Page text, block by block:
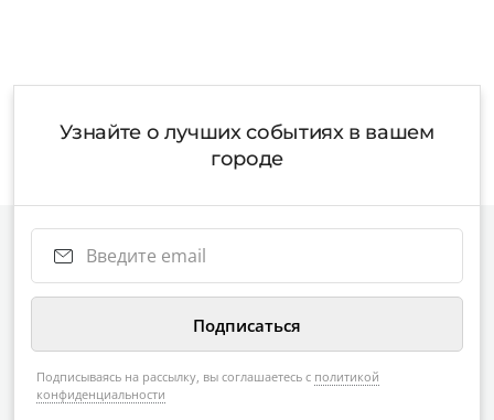
Узнайте о лучших событиях в вашем
городе
Подписываясь на рассылку, вы соглашаетесь с политикой
конфиденциальности